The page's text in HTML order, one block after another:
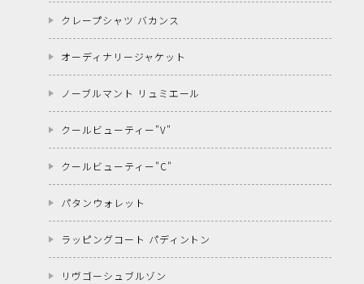
クレープシャツ バカンス
オーディナリージャケット
ノーブルマント リュミエール
クールビューティー"V"
クールビューティー"C"
パタンウォレット
ラッピングコート パディントン
リヴゴーシュブルゾン